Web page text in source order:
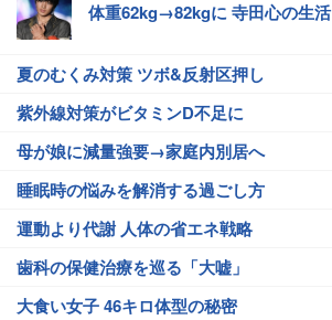
体重62kg→82kgに 寺田心の生活
夏のむくみ対策 ツボ&反射区押し
紫外線対策がビタミンD不足に
母が娘に減量強要→家庭内別居へ
睡眠時の悩みを解消する過ごし方
運動より代謝 人体の省エネ戦略
歯科の保健治療を巡る「大嘘」
大食い女子 46キロ体型の秘密